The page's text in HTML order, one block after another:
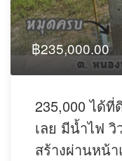
฿235,000.00
235,000 ได้
เลย มีน้ำไฟ
สร้างผ่านหน้